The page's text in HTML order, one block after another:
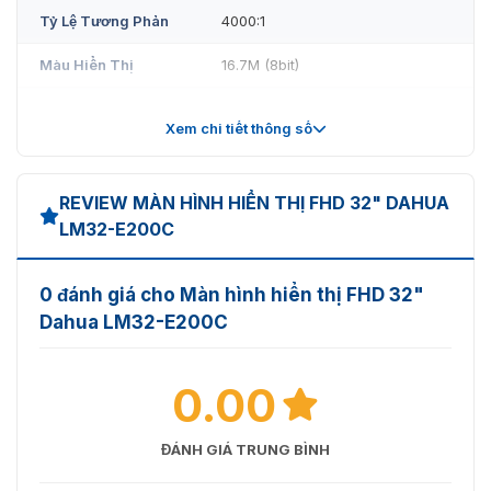
Tỷ Lệ Tương Phản 4000:1
Màu Hiển Thị 16.7M (8bit)
Tần Số Quét
Độ Cong 1500R
Tín Hiệu
Audio out×1
Xem chi tiết thông số
REVIEW MÀN HÌNH HIỂN THỊ FHD 32" DAHUA
LM32-E200C
0 đánh giá cho Màn hình hiển thị FHD 32"
Dahua LM32-E200C
0.00
ĐÁNH GIÁ TRUNG BÌNH